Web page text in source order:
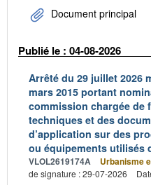
Document principal
Publié le : 04-08-2026
Arrêté du 29 juillet 2026
mars 2015 portant
commission chargée de
techniques et des
d’application sur des
ou équipements utilisés
VLOL2619174A Urbanisme
de signature : 29-07-2026